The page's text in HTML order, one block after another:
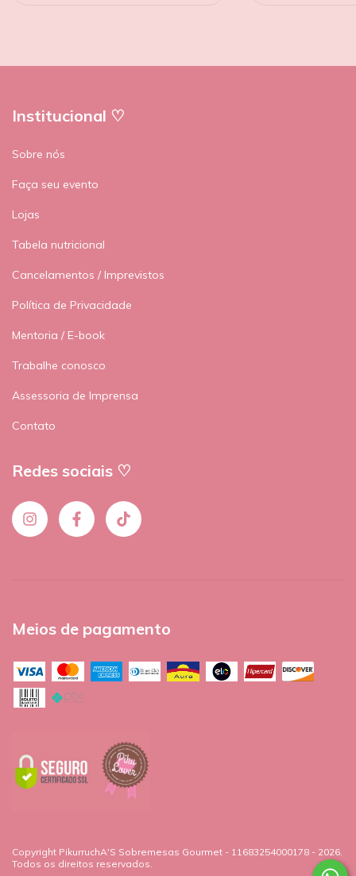
Institucional ♡
Sobre nós
Faça seu evento
Lojas
Tabela nutricional
Cancelamentos / Imprevistos
Política de Privacidade
Mentoria / E-book
Trabalhe conosco
Assessoria de Imprensa
Contato
Redes sociais ♡
Meios de pagamento
Copyright PikurruchA'S Sobremesas Gourmet - 11683254000178 - 2026.
Todos os direitos reservados.